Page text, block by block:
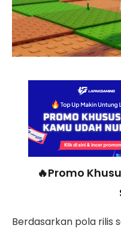
🔥Promo
Berdasarkan pola rilis